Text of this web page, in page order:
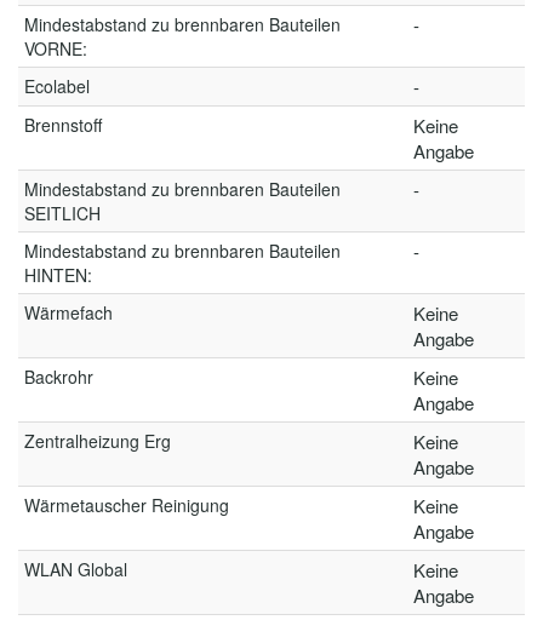
Mindestabstand zu brennbaren Bauteilen
VORNE:
-
Ecolabel -
Brennstoff
Keine
Angabe
Mindestabstand zu brennbaren Bauteilen
SEITLICH
-
Mindestabstand zu brennbaren Bauteilen
HINTEN:
-
Wärmefach
Keine
Angabe
Backrohr
Keine
Angabe
Zentralheizung Erg
Keine
Angabe
Wärmetauscher Reinigung
Keine
Angabe
WLAN Global
Keine
Angabe